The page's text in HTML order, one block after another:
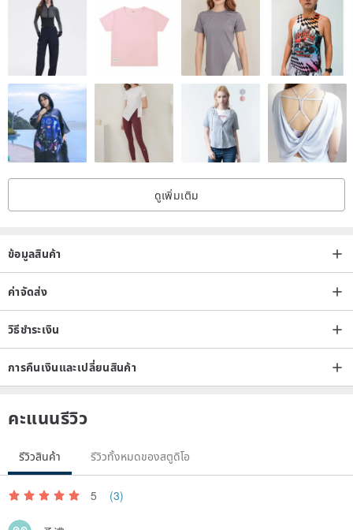
Precautions
●In the printing process of paper, the weather conditions of the use
environment, humidity and other related factors, the physical
phenomenon of paper scaling may occur, which may cause a size
●When the product is posted or stored, please do not post it or
place it in an inappropriate environment, such as a humid place, a
exposed to direct sunlight, sun exposure, wind and rain, humidity
factors that are not suitable for posting in the environment, it is not
within the scope of the product quality guarantee.
●The product does not contain self-adhesive, and you need to
purchase the sticking-related utensils when using it.
●Please pay attention to safety when using the product and
of injury.
●The product has been inspected by quality control before it is
shipped. Due to factors such as printing time, ink, temperature,
paper characteristics, etc., the color of the product may not be
ดูเพิ่มเติม
ข้อมูลสินค้า
ค่าจัดส่ง
วิธีชำระเงิน
การคืนเงินและเปลี่ยนสินค้า
คะแนนรีวิว
รีวิวสินค้า รีวิวทั้งหมดของสตูดิโอ
5 (3)